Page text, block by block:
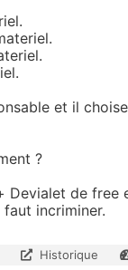
et il
?
Devialet de
incriminer.
Historique